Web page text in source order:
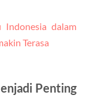
Indonesia dalam
Terasa
Penting